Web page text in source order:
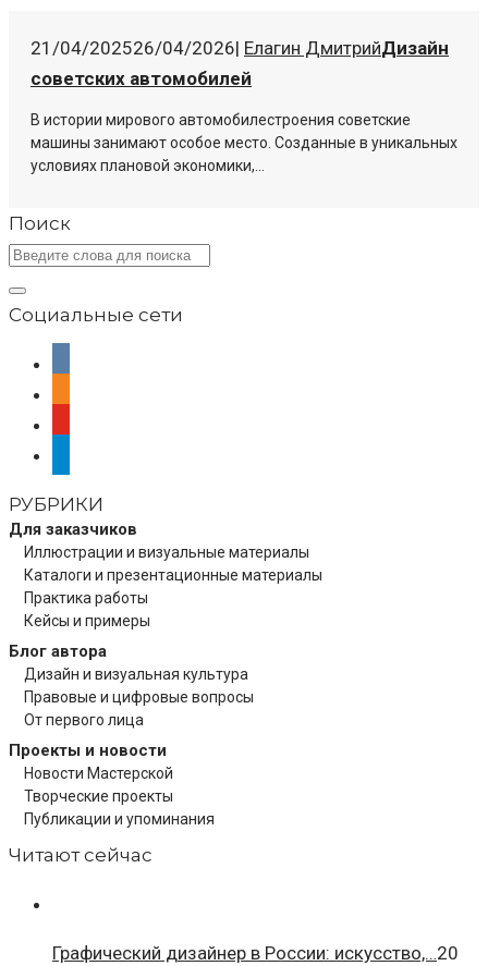
21/04/202526/04/2026| Елагин ДмитрийДизайн
советских автомобилей
В истории мирового автомобилестроения советские
машины занимают особое место. Созданные в уникальных
условиях плановой экономики,...
Поиск
Социальные сети
РУБРИКИ
Для заказчиков
Иллюстрации и визуальные материалы
Каталоги и презентационные материалы
Практика работы
Кейсы и примеры
Блог автора
Дизайн и визуальная культура
Правовые и цифровые вопросы
От первого лица
Проекты и новости
Новости Мастерской
Творческие проекты
Публикации и упоминания
Читают сейчас
Графический дизайнер в России: искусство,…20